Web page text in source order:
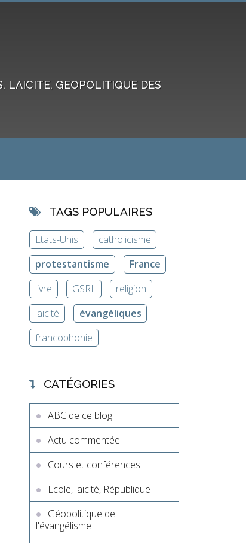
LAICITE, GEOPOLITIQUE DES
TAGS POPULAIRES
Etats-Unis
catholicisme
protestantisme
France
livre
GSRL
religion
laïcité
évangéliques
francophonie
CATÉGORIES
ABC de ce blog
Actu commentée
Cours et conférences
Ecole, laïcité, République
Géopolitique de
l'évangélisme